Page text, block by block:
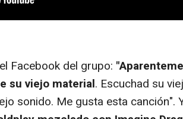
Facebook del grupo:
su viejo material. Escuchad su
sonido. Me gusta esta canción".